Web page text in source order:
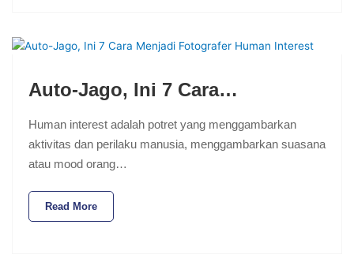
Auto-Jago, Ini 7 Cara…
Human interest adalah potret yang menggambarkan
aktivitas dan perilaku manusia, menggambarkan suasana
atau mood orang…
Read More